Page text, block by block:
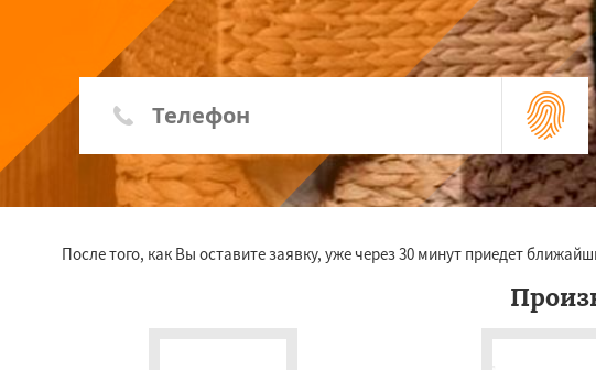
После того, как Вы оставите заявку, уже через 30 минут приедет